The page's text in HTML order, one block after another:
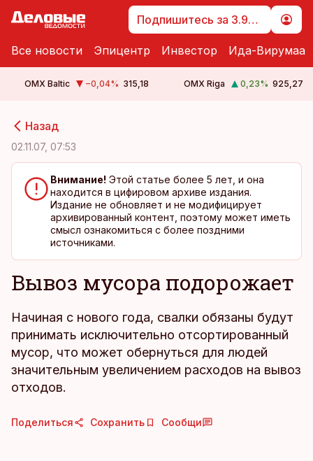
Подпишитесь за 3.99 €
Все новости Эпицентр Инвестор Ида-Вирумаа
OMX Baltic −0,04% 315,18 OMX Riga 0,23% 925,27
Назад
02.11.07, 07:53
Внимание! Этой статье более 5 лет, и она
находится в цифировом архиве издания.
Издание не обновляет и не модифицирует
архивированный контент, поэтому может иметь
смысл ознакомиться с более поздними
источниками.
Вывоз мусора подорожает
Начиная с нового года, свалки обязаны будут
принимать исключительно отсортированный
мусор, что может обернуться для людей
значительным увеличением расходов на вывоз
отходов.
Поделиться Сохранить Сообщи